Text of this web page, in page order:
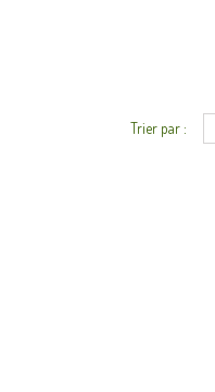
Trier par :